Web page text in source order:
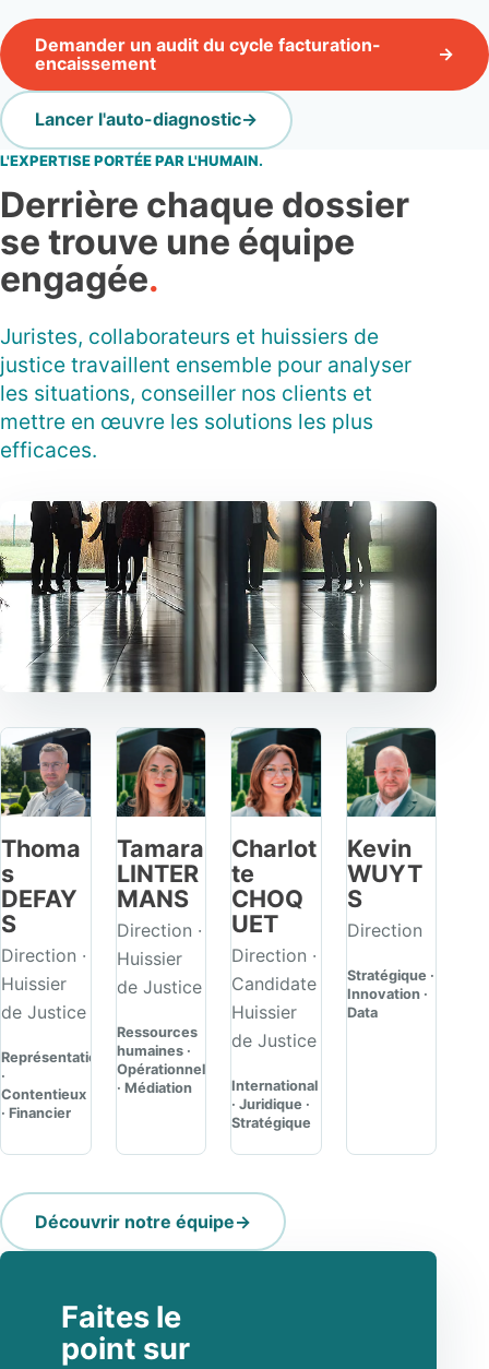
Demander un audit du cycle facturation-
encaissement
Lancer l'auto-diagnostic
L'EXPERTISE PORTÉE PAR L'HUMAIN.
Derrière chaque dossier
se trouve une équipe
engagée.
Juristes, collaborateurs et huissiers de
justice travaillent ensemble pour analyser
les situations, conseiller nos clients et
mettre en œuvre les solutions les plus
efficaces.
Thoma
s
DEFAY
S
Direction ·
Huissier
de Justice
Représentation
·
Contentieux
· Financier
Tamara
LINTER
MANS
Direction ·
Huissier
de Justice
Ressources
humaines ·
Opérationnel
· Médiation
Charlot
te
CHOQ
UET
Direction ·
Candidate
Huissier
de Justice
International
· Juridique ·
Stratégique
Kevin
WUYT
S
Direction
Stratégique ·
Innovation ·
Data
Découvrir notre équipe
Faites le
point sur